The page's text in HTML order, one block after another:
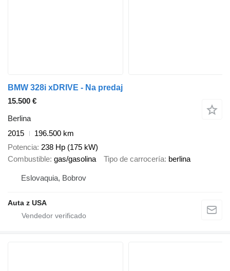
BMW 328i xDRIVE - Na predaj
15.500 €
Berlina
2015
196.500 km
Potencia 238 Hp (175 kW)
Combustible gas/gasolina Tipo de carrocería berlina
Eslovaquia, Bobrov
Auta z USA